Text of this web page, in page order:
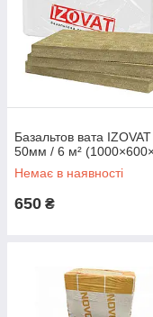
Базальтов вата
50мм / 6 м²
Немає в наявності
650 ₴